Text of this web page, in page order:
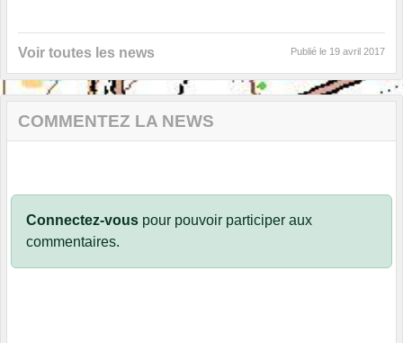
Voir toutes les news Publié le 19 avril 2017
COMMENTEZ LA NEWS
Connectez-vous pour pouvoir participer aux
commentaires.